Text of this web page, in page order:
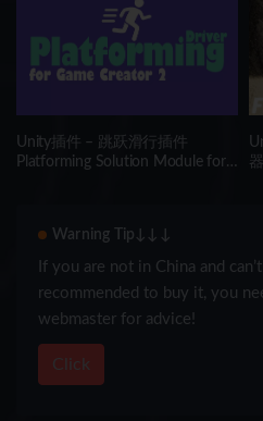
Unity插件 – 跳跃滑行插件
Platforming Solution Module for
Warning Tip↓↓↓
If you are not in China and
recommended to buy it, you
webmaster for advice!
Click